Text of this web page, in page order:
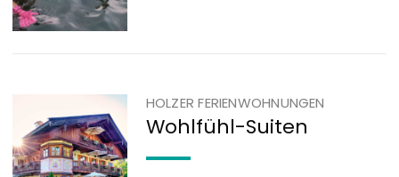
HOLZER FERIENWOHNUNGEN
Wohlfühl-Suiten